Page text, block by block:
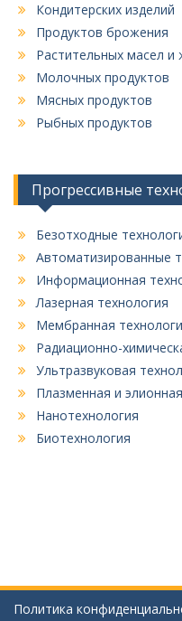
Кондитерских изделий
Продуктов брожения
Растительных масел и
Молочных продуктов
Мясных продуктов
Рыбных продуктов
Прогрессивные
Безотходные
Автоматизированные
Информационная
Лазерная технология
Мембранная
Радиационно-
Ультразвуковая
Плазменная и
Нанотехнология
Биотехнология
Политика